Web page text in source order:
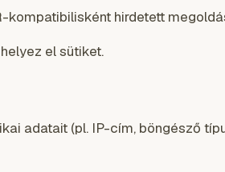
kompatibilisként hirdetett
el sütiket.
adatait (pl. IP-cím, böngésző